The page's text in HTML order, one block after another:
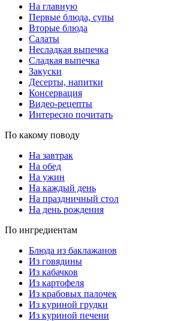
На главную
Первые блюда, супы
Вторые блюда
Салаты
Несладкая выпечка
Сладкая выпечка
Закуски
Десерты, напитки
Консервация
Видео-рецепты
Интересно почитать
По какому поводу
На завтрак
На обед
На ужин
На каждый день
На праздничный стол
На день рождения
По ингредиентам
Блюда из баклажанов
Из говядины
Из кабачков
Из картофеля
Из крабовых палочек
Из куриной грудки
Из куриной печени